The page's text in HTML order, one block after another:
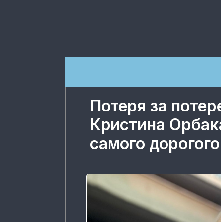
Потеря за
Кристина
самого дорогого